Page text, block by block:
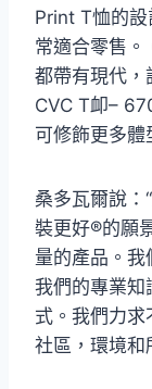
Print T恤的設
常適合零售
都帶有現代
CVC T卹–
可修飾更多體
桑多瓦爾說：
裝更好®的願
量的產品。我
我們的專業知
式。我們力求
社區，環境和